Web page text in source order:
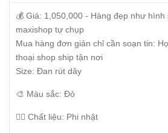
💰 Giá: 1,050,000 - Hàng đẹp như hình
maxishop tự chụp
Mua hàng đơn giản chỉ cần soạn tin:
thoại shop ship tận nơi
Size: Đan rút dây
🎨 Màu sắc: Đỏ
👰‍♀️ Chất liệu: Phi nhật